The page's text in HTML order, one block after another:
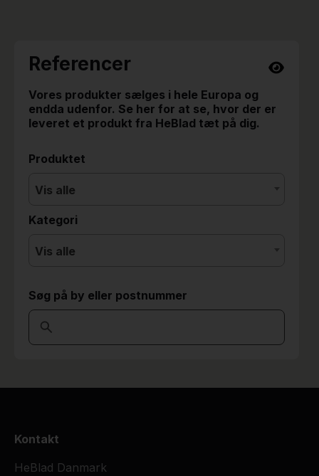
Referencer
Vores produkter sælges i hele Europa og
endda udenfor. Se her for at se, hvor der er
leveret et produkt fra HeBlad tæt på dig.
Produktet
Vis alle
Kategori
Vis alle
Søg på by eller postnummer
Kontakt
HeBlad Danmark